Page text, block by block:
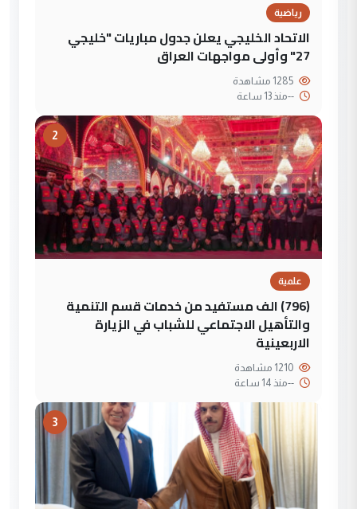
رياضية
الاتحاد الخليجي يعلن جدول مباريات "خليجي
27" وأولى مواجهات العراق
--منذ 13 ساعة
2
علمية
(796) الف مستفيد من خدمات قسم التنمية
والتأهيل الاجتماعي للشباب في الزيارة
الاربعينية
--منذ 14 ساعة
3